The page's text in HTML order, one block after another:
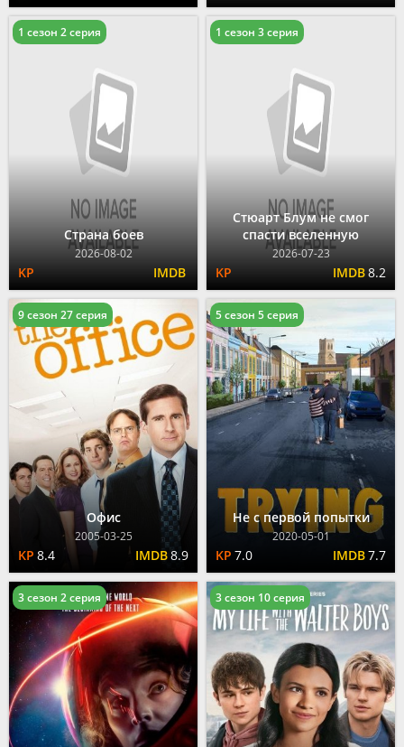
Страна боев
2026-08-02
1 сезон 2 серия
Стюарт Блум не смог
спасти вселенную
2026-07-23
8.2
1 сезон 3 серия
Офис
2005-03-25
8.4 8.9
9 сезон 27 серия
Не с первой попытки
2020-05-01
7.0 7.7
5 сезон 5 серия
3 сезон 2 серия 3 сезон 10 серия